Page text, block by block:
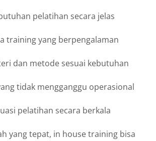
pelatihan secara jelas
training yang berpengalaman
dan metode sesuai kebutuhan
tidak mengganggu operasional
pelatihan secara berkala
yang tepat, in house training bisa